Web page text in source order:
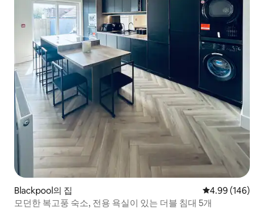
Blackpool의 집 평점 4.99점(5
4.99 (146)
모던한 복고풍 숙소, 전용 욕실이 있는 더블 침대 5개